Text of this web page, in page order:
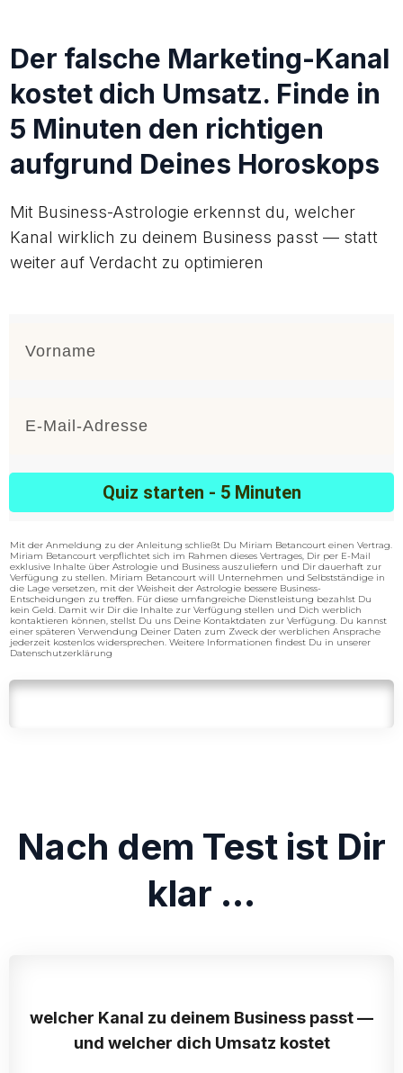
Der falsche Marketing-Kanal
kostet dich Umsatz. Finde in
5 Minuten den richtigen
aufgrund Deines Horoskops
Mit Business-Astrologie erkennst du, welcher
Kanal wirklich zu deinem Business passt — statt
weiter auf Verdacht zu optimieren
Quiz starten - 5 Minuten
Mit der Anmeldung zu der Anleitung schließt Du Miriam Betancourt einen Vertrag.
Miriam Betancourt verpflichtet sich im Rahmen dieses Vertrages, Dir per E-Mail
exklusive Inhalte über Astrologie und Business auszuliefern und Dir dauerhaft zur
Verfügung zu stellen. Miriam Betancourt will Unternehmen und Selbstständige in
die Lage versetzen, mit der Weisheit der Astrologie bessere Business-
Entscheidungen zu treffen. Für diese umfangreiche Dienstleistung bezahlst Du
kein Geld. Damit wir Dir die Inhalte zur Verfügung stellen und Dich werblich
kontaktieren können, stellst Du uns Deine Kontaktdaten zur Verfügung. Du kannst
einer späteren Verwendung Deiner Daten zum Zweck der werblichen Ansprache
jederzeit kostenlos widersprechen. Weitere Informationen findest Du in unserer
Datenschutzerklärung
Nach dem Test ist Dir
klar ...
welcher Kanal zu deinem Business passt —
und welcher dich Umsatz kostet